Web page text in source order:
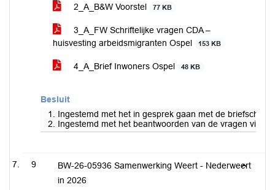
2_A_B&W Voorstel 77 KB
3_A_FW Schriftelijke vragen CDA –
huisvesting arbeidsmigranten Ospel
153 KB
4_A_Brief Inwoners Ospel 48 KB
Besluit
1. Ingestemd met het in gesprek gaan met de
2. Ingestemd met het beantwoorden van de vragen via
9
BW-26-05936 Samenwerking Weert - Nederweert
in 2026